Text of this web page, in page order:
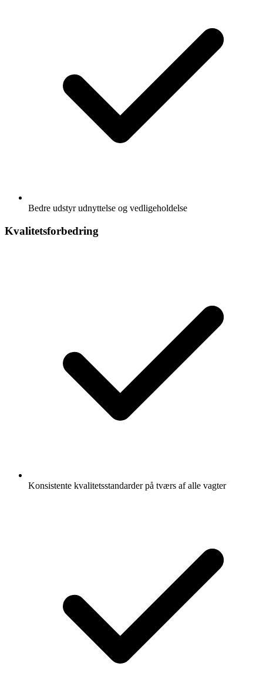
Bedre udstyr udnyttelse og vedligeholdelse
Kvalitetsforbedring
Konsistente kvalitetsstandarder på tværs af alle vagter